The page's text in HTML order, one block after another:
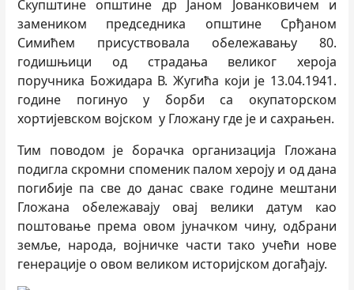
Скупштине општине др Јаном Јованковичем и
замеником председника општине Срђаном
Симићем присуствовала обележавању 80.
годишњици од страдања великог хероја
поручника Божидара В. Жугића који је 13.04.1941.
године погинуо у борби са окупаторском
хортијевском војском у Гложану где је и сахрањен.
Тим поводом је борачка организација Гложана
подигла скромни споменик палом хероју и од дана
погибије па све до данас сваке године мештани
Гложана обележавају овај велики датум као
поштовање према овом јуначком чину, одбрани
земље, народа, војничке части тако учећи нове
генерације о овом великом историјском догађају.